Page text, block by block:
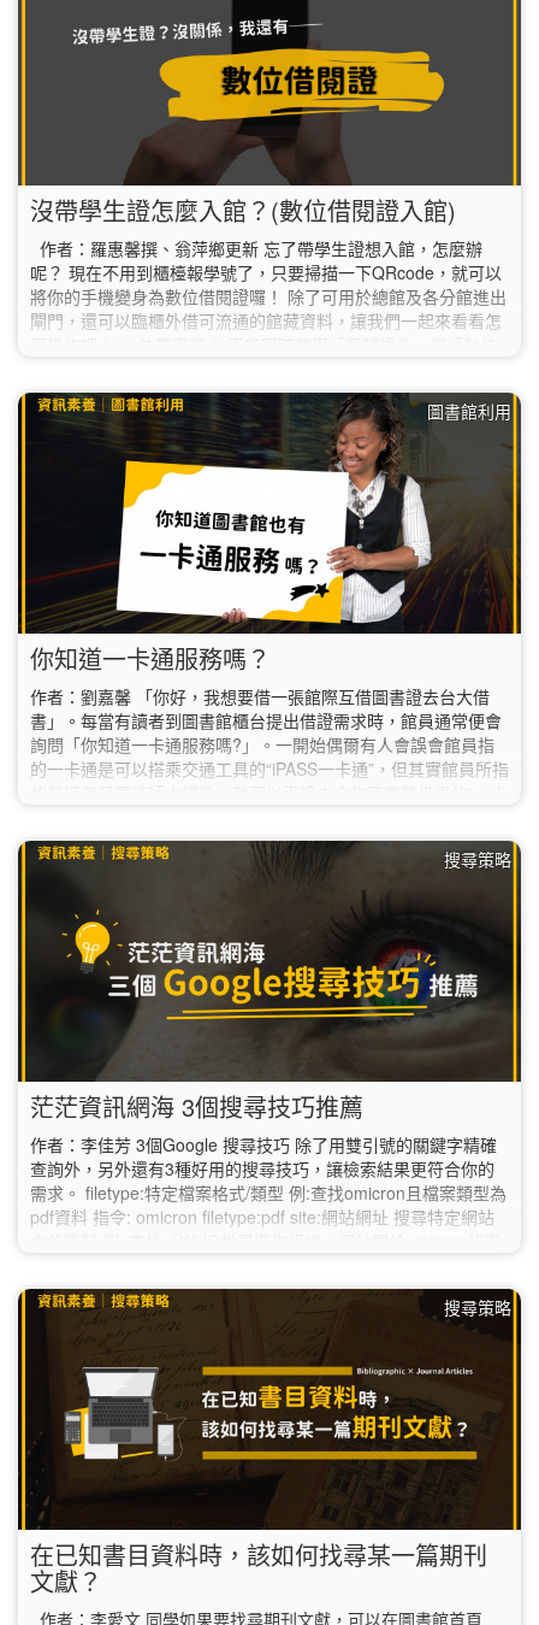
沒帶學生證怎麼入館？(數位借閱證入館)
作者：羅惠馨撰、翁萍鄉更新 忘了帶學生證想入館，怎麼辦
呢？ 現在不用到櫃檯報學號了，只要掃描一下QRcode，就可以
將你的手機變身為數位借閱證囉！ 除了可用於總館及各分館進出
閘門，還可以臨櫃外借可流通的館藏資料，讓我們一起來看看怎
翻拍或截圖使用，違者依本館讀者違規處理辦法處理，如有權益
損失，概由本人負責。 參考資料 國立臺灣師範大學圖書館.
(2023). 數位借閱證.…
圖書館利用
你知道一卡通服務嗎？
作者：劉嘉馨 「你好，我想要借一張館際互借圖書證去台大借
書」。每當有讀者到圖書館櫃台提出借證需求時，館員通常便會
詢問「你知道一卡通服務嗎?」。一開始偶爾有人會誤會館員指
的一卡通是可以搭乘交通工具的“iPASS一卡通”，但其實館員所指
搜尋策略
茫茫資訊網海 3個搜尋技巧推薦
作者：李佳芳 3個Google 搜尋技巧 除了用雙引號的關鍵字精確
查詢外，另外還有3種好用的搜尋技巧，讓檢索結果更符合你的
需求。 filetype:特定檔案格式/類型 例:查找omicron且檔案類型為
pdf資料 指令: omicron filetype:pdf site:網站網址 搜尋特定網站
含有特定關鍵詞時…
搜尋策略
在已知書目資料時，該如何找尋某一篇期刊
文獻？
作者：李愛文 同學如果要找尋期刊文獻，可以在圖書館首頁